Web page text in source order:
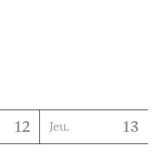
12 Jeu. 13